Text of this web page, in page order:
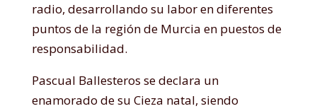
radio, desarrollando su labor en diferentes
puntos de la región de Murcia en puestos de
responsabilidad.
Pascual Ballesteros se declara un
enamorado de su Cieza natal, siendo